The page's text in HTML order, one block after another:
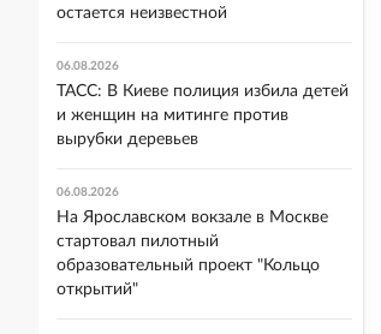
остается неизвестной
06.08.2026
ТАСС: В Киеве полиция избила детей
и женщин на митинге против
вырубки деревьев
06.08.2026
На Ярославском вокзале в Москве
стартовал пилотный
образовательный проект "Кольцо
открытий"